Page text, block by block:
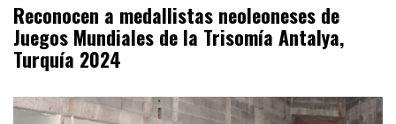
Reconocen a medallistas neoleoneses de
Juegos Mundiales de la Trisomía Antalya,
Turquía 2024